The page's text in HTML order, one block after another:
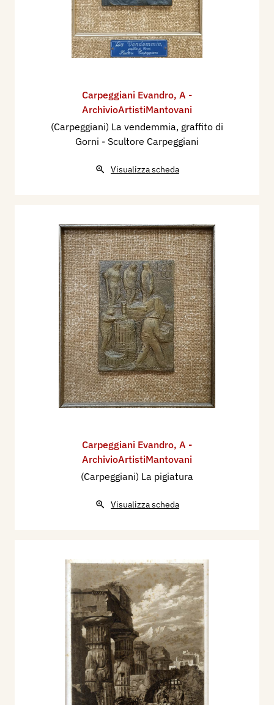
Carpeggiani Evandro, A -
ArchivioArtistiMantovani
(Carpeggiani) La vendemmia, graffito di
Gorni - Scultore Carpeggiani
Visualizza scheda
Carpeggiani Evandro, A -
ArchivioArtistiMantovani
(Carpeggiani) La pigiatura
Visualizza scheda